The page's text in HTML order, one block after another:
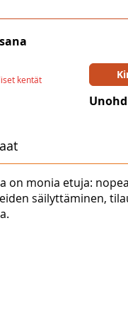
on monia etuja:
säilyttäminen,